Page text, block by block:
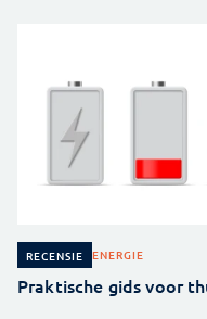
RECENSIE ENERGIE
Praktische gids voor